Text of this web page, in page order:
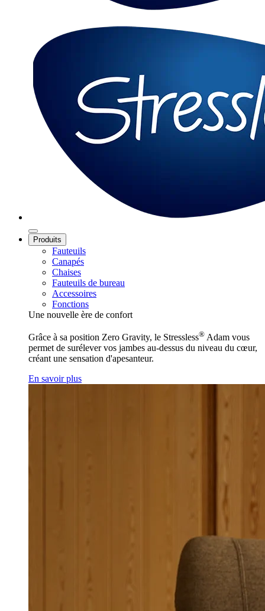
Produits
Fauteuils
Canapés
Chaises
Fauteuils de bureau
Accessoires
Fonctions
Une nouvelle ère de confort
Grâce à sa position Zero Gravity, le Stressless® Adam vous
permet de surélever vos jambes au-dessus du niveau du cœur,
créant une sensation d'apesanteur.
En savoir plus